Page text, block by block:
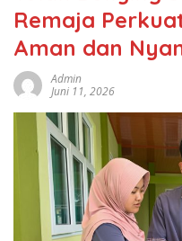
Remaja
Aman dan
Admin
Juni 11, 2026